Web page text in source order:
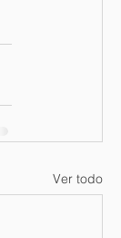
Ver todo